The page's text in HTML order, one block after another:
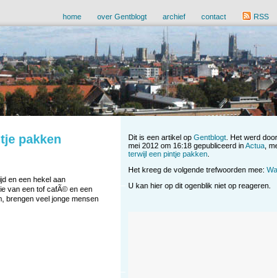
home over Gentblogt archief contact RSS
pakken
en een hekel aan
van een tof cafÃ© en een
brengen veel jonge mensen
Dit is een artikel op Gentblogt . Het werd door
mei 2012 om 16:18 gepubliceerd inActua ,
terwijl een pintje pakken
Het kreeg de volgende trefwoorden mee:
U kan hier op dit ogenblik niet op reageren.